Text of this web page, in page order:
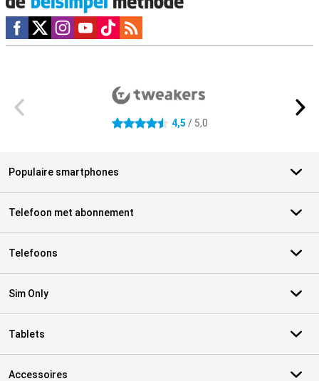
Social media
4.5 sterren 4,5 / 5,0
Populaire smartphones
Telefoon met abonnement
Telefoons
Sim Only
Tablets
Accessoires